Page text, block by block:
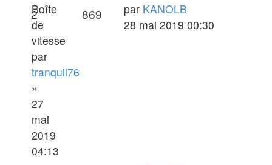
Boîte
de
vitesse
par
tranquil76
»
27
mai
2019
04:13
2Réponses869VuesDernier
message
par KANOLB
28 mai 2019 00:30